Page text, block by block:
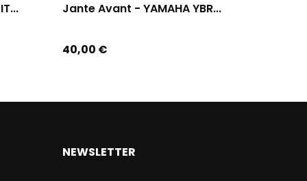
Jante Avant - YAMAHA YBR...
Prix
40,00 €
NEWSLETTER